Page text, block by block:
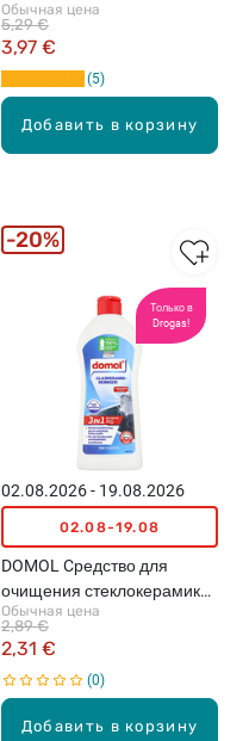
Добавить в корзину
Обычная цена
3,97 €
5,29 €
5
Только в
Drogas!
Добавить в корзину
02.08.2026 - 19.08.2026
02.08-19.08
DOMOL Cредство для
очищения стеклокерамики,
300мл
Обычная цена
2,31 €
2,89 €
0
20%